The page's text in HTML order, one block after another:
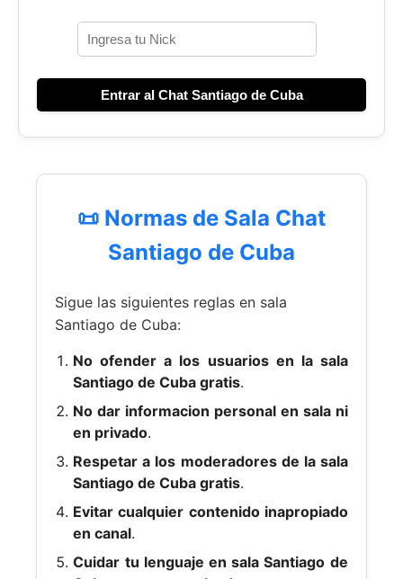
Entrar al Chat Santiago de Cuba
📜 Normas de Sala Chat
Santiago de Cuba
Sigue las siguientes reglas en sala
Santiago de Cuba:
No ofender a los usuarios en la sala
Santiago de Cuba gratis.
No dar informacion personal en sala ni
en privado.
Respetar a los moderadores de la sala
Santiago de Cuba gratis.
Evitar cualquier contenido inapropiado
en canal.
Cuidar tu lenguaje en sala Santiago de